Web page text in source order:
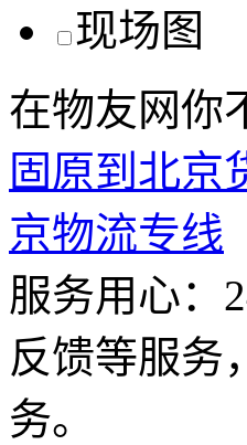
在物友网你
固原到北京
京物流专线
服务用心：
反馈等服务
务。